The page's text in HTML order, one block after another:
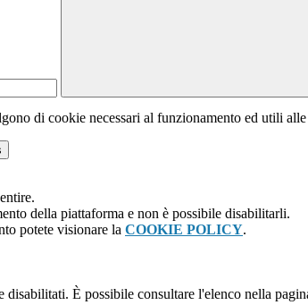
di cookie necessari al funzionamento ed utili
della piattaforma e non è possibile disabilitarli.
potete visionare la COOKIE POLICY.
disabilitati. È possibile consultare l'elenco nella